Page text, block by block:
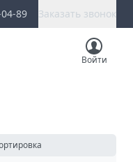
89 Заказать звонок
Войти